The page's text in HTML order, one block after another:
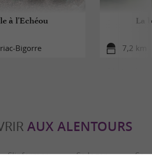
à l'Echéou
Bigorre
La
7,2 km
AUX ALENTOURS